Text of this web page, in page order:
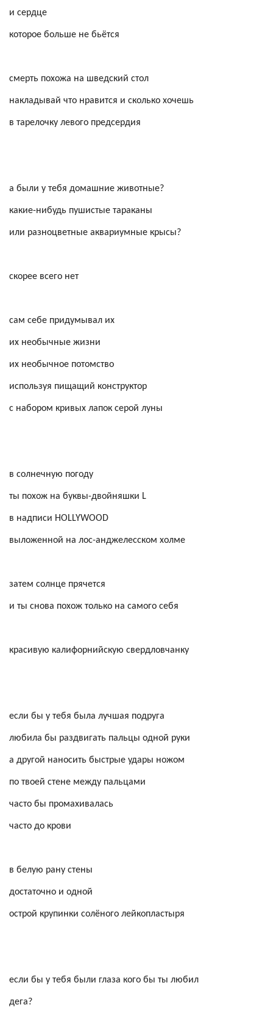
и сердце
которое больше не бьётся
смерть похожа на шведский стол
накладывай что нравится и сколько хочешь
в тарелочку левого предсердия
а были у тебя домашние животные?
какие-нибудь пушистые тараканы
или разноцветные аквариумные крысы?
скорее всего нет
сам себе придумывал их
их необычные жизни
их необычное потомство
используя пищащий конструктор
с набором кривых лапок серой луны
в солнечную погоду
ты похож на буквы-двойняшки L
в надписи HOLLYWOOD
выложенной на лос-анджелесском холме
затем солнце прячется
и ты снова похож только на самого себя
красивую калифорнийскую свердловчанку
если бы у тебя была лучшая подруга
любила бы раздвигать пальцы одной руки
а другой наносить быстрые удары ножом
по твоей стене между пальцами
часто бы промахивалась
часто до крови
в белую рану стены
достаточно и одной
острой крупинки солёного лейкопластыря
если бы у тебя были глаза кого бы ты любил
дега?